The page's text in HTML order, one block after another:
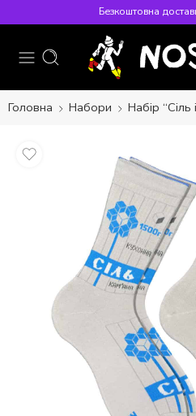
Безкоштовна
Головна Набори Набір “Сіль